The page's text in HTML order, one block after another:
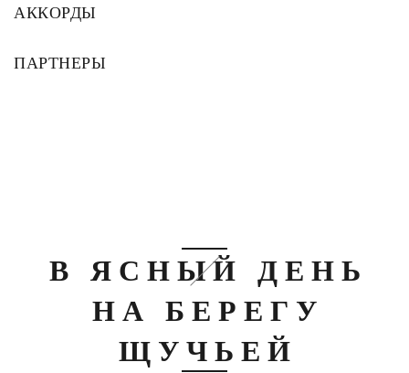
АККОРДЫ
ПАРТНЕРЫ
В ЯСНЫЙ ДЕНЬ
НА БЕРЕГУ
ЩУЧЬЕЙ